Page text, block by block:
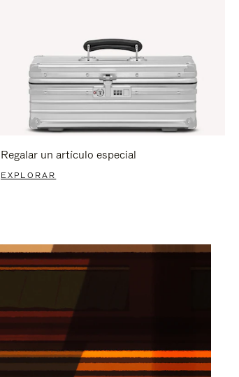
Regalar un artículo especial
EXPLORAR